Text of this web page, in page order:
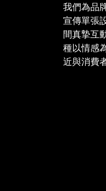
我們為品
宣傳單張
間真摯互
種以情感
近與消費